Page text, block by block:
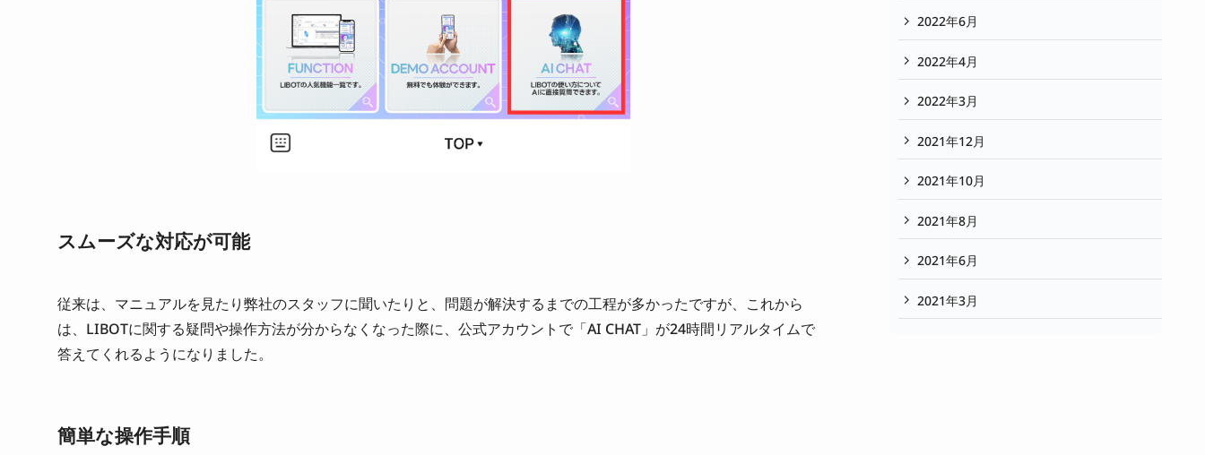
スムーズな対応が可能
従来は、マニュアルを見たり弊社のスタッフに聞いたりと、問題が解決するまでの工程が多かったですが、これから
は、LIBOTに関する疑問や操作方法が分からなくなった際に、公式アカウントで「AI CHAT」が24時間リアルタイムで
答えてくれるようになりました。
簡単な操作手順
2022年6月
2022年4月
2022年3月
2021年12月
2021年10月
2021年8月
2021年6月
2021年3月